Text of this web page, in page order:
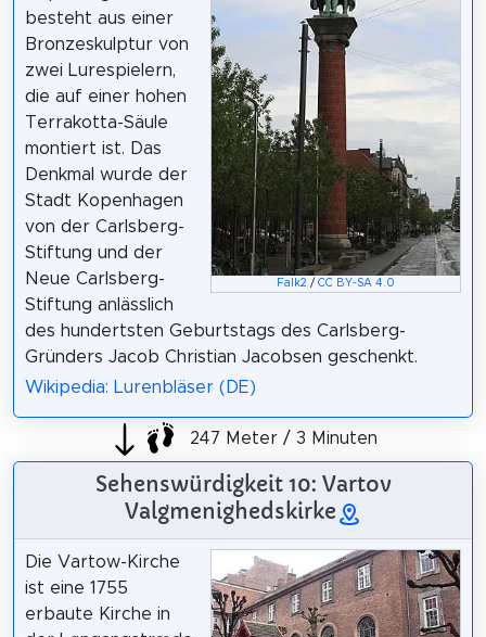
Falk2 /CC BY-SA 4.0
besteht aus einer
Bronzeskulptur von
zwei Lurespielern,
die auf einer hohen
Terrakotta-Säule
montiert ist. Das
Denkmal wurde der
Stadt Kopenhagen
von der Carlsberg-
Stiftung und der
Neue Carlsberg-
Stiftung anlässlich
des hundertsten Geburtstags des Carlsberg-
Gründers Jacob Christian Jacobsen geschenkt.
Wikipedia: Lurenbläser (DE)
247 Meter / 3 Minuten
Sehenswürdigkeit 10: Vartov
Valgmenighedskirke
Die Vartow-Kirche
ist eine 1755
erbaute Kirche in